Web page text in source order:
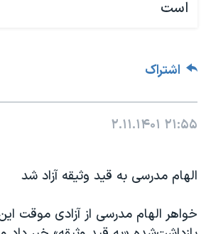
است
اشتراک
۲۱:۵۵ ۲.۱۱.۱۴۰۱
الهام مدرسی به قید وثیقه آزاد شد
خواهر الهام مدرسی از آزادی موقت